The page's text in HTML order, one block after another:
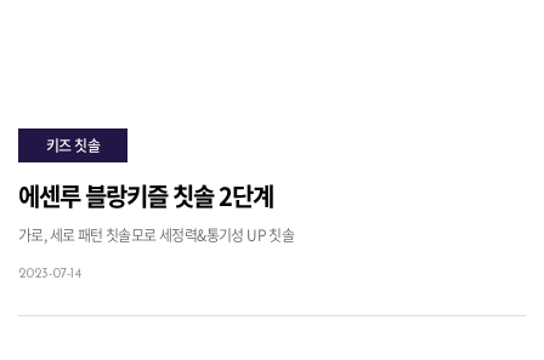
키즈 칫솔
에센루 블랑키즐 칫솔 2단계
가로, 세로 패턴 칫솔모로 세정력&통기성 UP 칫솔
2023-07-14